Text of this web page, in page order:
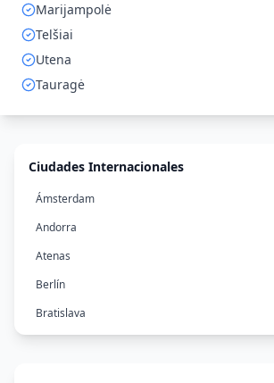
Marijampolė
Telšiai
Utena
Tauragė
Ciudades Internacionales
Ámsterdam
Andorra
Atenas
Berlín
Bratislava